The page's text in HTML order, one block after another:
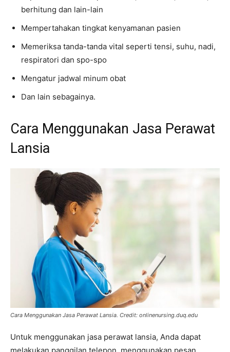
berhitung dan lain-lain
Mempertahakan tingkat kenyamanan pasien
Memeriksa tanda-tanda vital seperti tensi, suhu, nadi,
respiratori dan spo-spo
Mengatur jadwal minum obat
Dan lain sebagainya.
Cara Menggunakan Jasa Perawat
Lansia
Cara Menggunakan Jasa Perawat Lansia. Credit: onlinenursing.duq.edu
Untuk menggunakan jasa perawat lansia, Anda dapat